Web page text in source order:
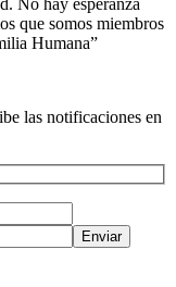
que somos miembros
Humana”
las notificaciones en